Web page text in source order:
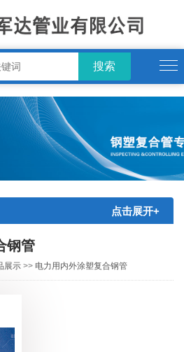
点击展开+
钢管
展示 >> 电力用内外涂塑复合钢管